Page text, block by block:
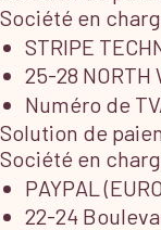
Société en
STRIPE
25-28 NORTH
Numéro de
Solution de
Société en
PAYPAL
22-24